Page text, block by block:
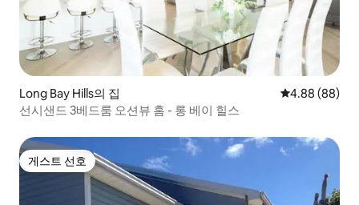
Long Bay Hills의 집 평점 4.88점(5
4.88 (88)
선시샌드 3베드룸 오션뷰 홈 - 롱 베이 힐스
게스트 선호
게스트 선호